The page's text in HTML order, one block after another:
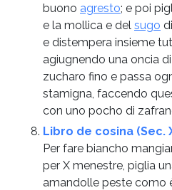
buono agresto; e poi
e la mollica e del sugo
e distempera insieme
agiugnendo una oncia
zucharo fino e passa
stamigna, faccendo
con uno pocho di
Libro de cosina (Sec.
Per fare biancho
per X menestre, piglia
amandolle peste como